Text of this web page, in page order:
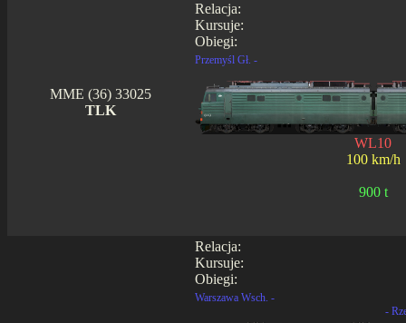
Relacja:
Kursuje:
Obiegi:
MME (36) 33025
TLK
Przemyśl Gł. -
WL10
100 km/h
900 t
Relacja:
Kursuje:
Obiegi:
Warszawa Wsch. -
-